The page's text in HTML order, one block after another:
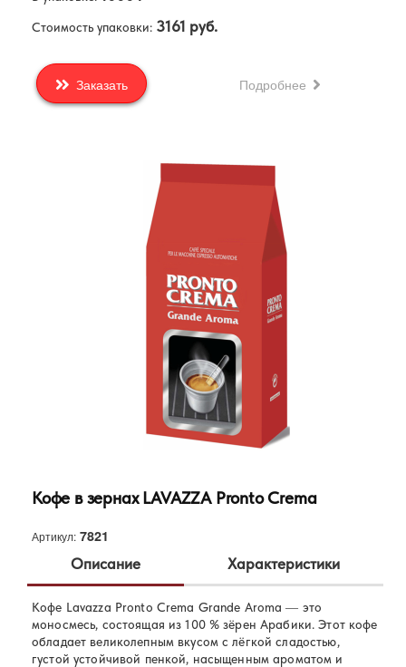
Стоимость упаковки: 3161 руб.
Заказать Подробнее
Кофе в зернах LAVAZZA Pronto Crema
Артикул: 7821
Описание
Характеристики
Кофе Lavazza Pronto Crema Grande Aroma — это
моносмесь, состоящая из 100 % зёрен Арабики. Этот кофе
обладает великолепным вкусом с лёгкой сладостью,
густой устойчивой пенкой, насыщенным ароматом и
Бренд:Lavazza
Состав:Арабика и робуста